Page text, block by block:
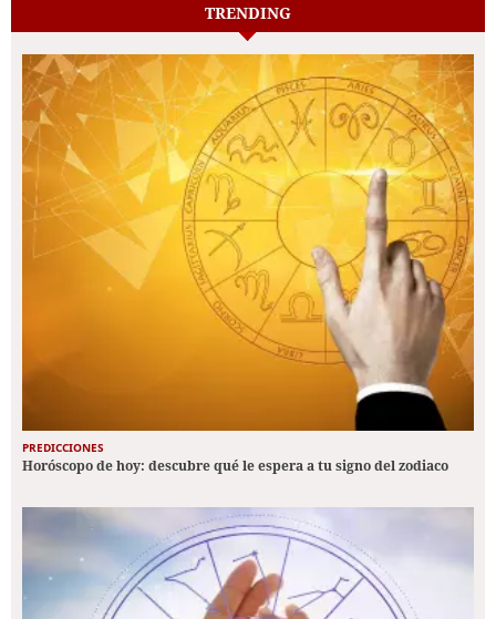
TRENDING
PREDICCIONES
Horóscopo de hoy: descubre qué le espera a tu signo del zodiaco